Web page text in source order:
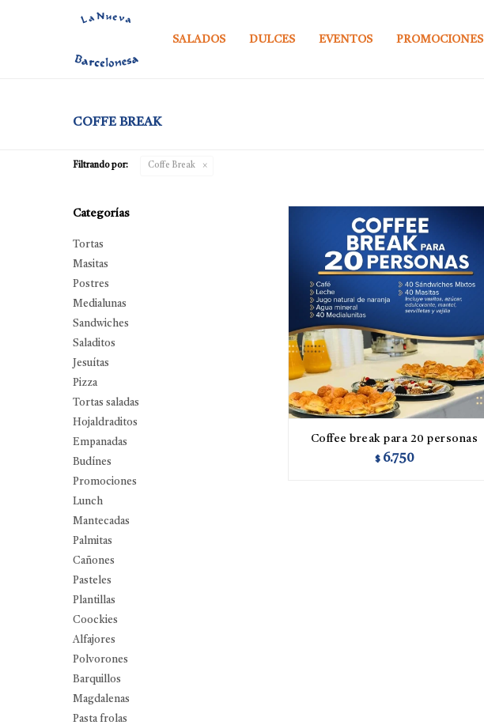
SALADOS DULCES EVENTOS PROMOCIONES
COFFE BREAK
Filtrando por: Coffe Break
Coffee break para 20 personas
$ 6.750
Categorías
Tortas
Masitas
Postres
Medialunas
Sandwiches
Saladitos
Jesuítas
Pizza
Tortas saladas
Hojaldraditos
Empanadas
Budínes
Promociones
Lunch
Mantecadas
Palmitas
Cañones
Pasteles
Plantillas
Coockies
Alfajores
Polvorones
Barquillos
Magdalenas
Pasta frolas